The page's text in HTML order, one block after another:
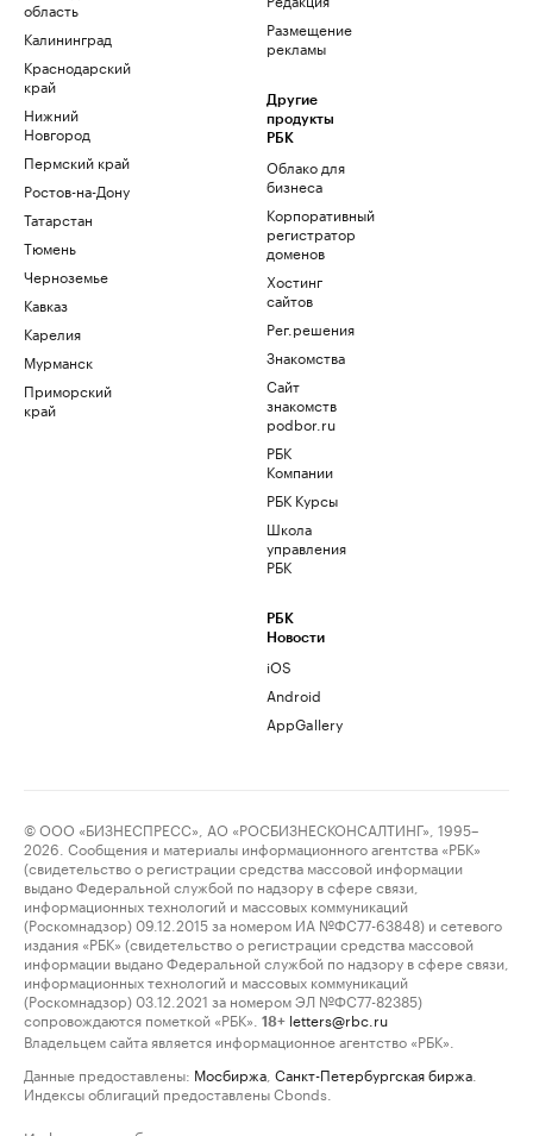
область
Калининград
Краснодарский
край
Нижний
Новгород
Пермский край
Ростов-на-Дону
Татарстан
Тюмень
Черноземье
Кавказ
Карелия
Мурманск
Приморский
край
Размещение
рекламы
Другие
продукты
РБК
Облако для
бизнеса
Корпоративный
регистратор
доменов
Хостинг
сайтов
Рег.решения
Знакомства
Сайт
знакомств
podbor.ru
РБК
Компании
РБК Курсы
Школа
управления
РБК
РБК
Новости
iOS
Android
AppGallery
© ООО «БИЗНЕСПРЕСС», АО «РОСБИЗНЕСКОНСАЛТИНГ», 1995–
2026. Сообщения и материалы информационного агентства «РБК»
(свидетельство о регистрации средства массовой информации
выдано Федеральной службой по надзору в сфере связи,
информационных технологий и массовых коммуникаций
(Роскомнадзор) 09.12.2015 за номером ИА №ФС77-63848) и сетевого
издания «РБК» (свидетельство о регистрации средства массовой
информации выдано Федеральной службой по надзору в сфере связи,
информационных технологий и массовых коммуникаций
(Роскомнадзор) 03.12.2021 за номером ЭЛ №ФС77-82385)
сопровождаются пометкой «РБК».
18+ letters@rbc.ru
Владельцем сайта является информационное агентство «РБК».
Данные предоставлены: Мосбиржа Санкт-Петербургская биржа
Индексы облигаций предоставлены Cbonds.